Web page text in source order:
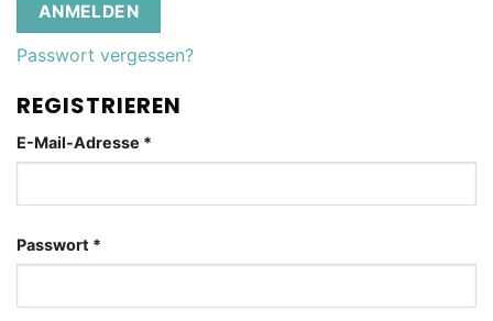
ANMELDEN
Passwort vergessen?
REGISTRIEREN
E-Mail-Adresse *
Passwort *